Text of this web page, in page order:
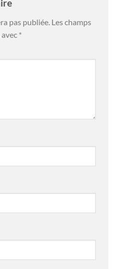
pas publiée. Les champs
*